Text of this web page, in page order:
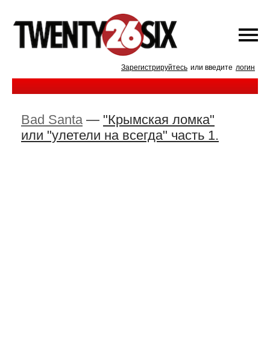
Зарегистрируйтесь или введите логин
Bad Santa— "Крымская ломка"
или "улетели на всегда" часть 1.